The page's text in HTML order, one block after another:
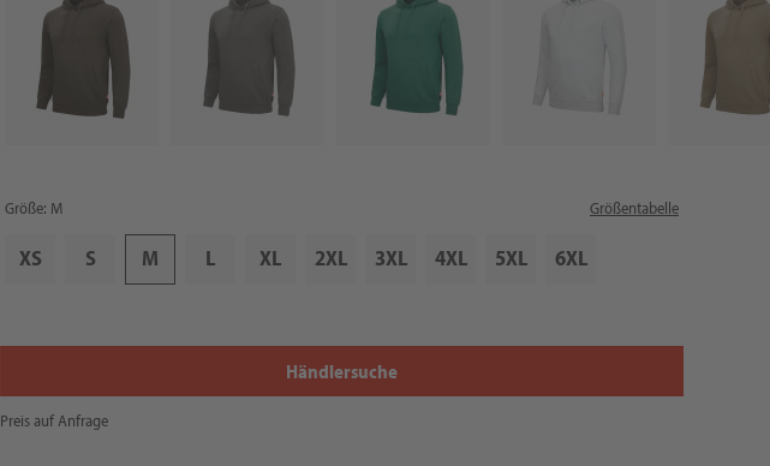
Größe: M Größentabelle
XS S M L XL 2XL 3XL 4XL 5XL 6XL
Händlersuche
Preis auf Anfrage